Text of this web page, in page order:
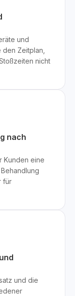
und
Zeitplan,
nicht
nach
Kunden eine
für
und die